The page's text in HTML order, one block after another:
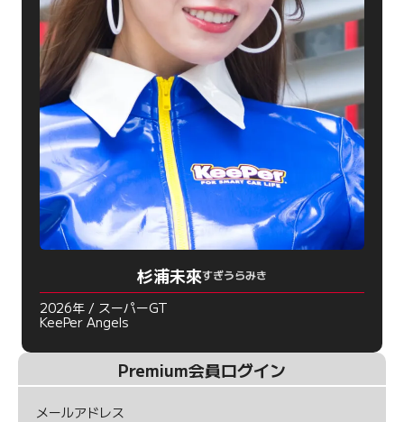
杉浦未來すぎうらみき
2026年 / スーパーGT
KeePer Angels
Premium会員ログイン
メールアドレス